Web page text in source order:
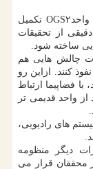
طبق اطلاعیه ای که ناسا منتشر نموده، هنگامیکه واحدOGS۲ تکمیل
از تحقیقات
ساخته شود.
چالش هایی هم
کنند. ازاین رو
فضاپیما ارتباط
واحد قدیمی تر
های رادیویی،
دیگر منظومه
محققان قرار می